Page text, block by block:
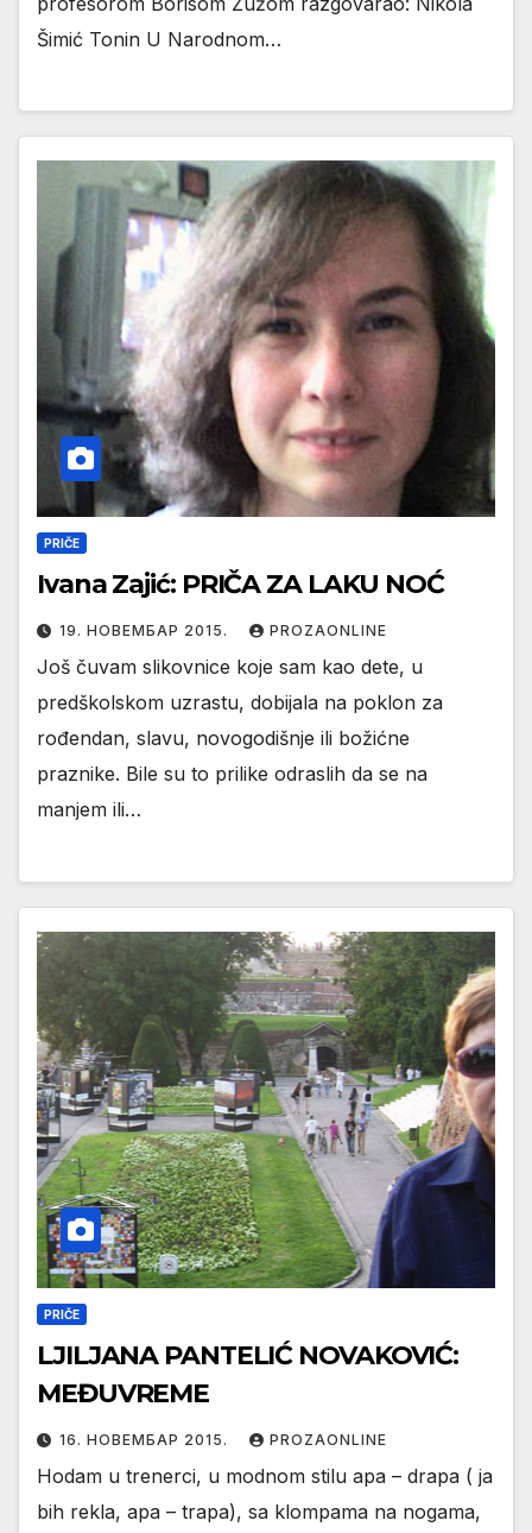
Šimić Tonin U Narodnom…
PRIČE
Ivana Zajić: PRIČA ZA LAKU NOĆ
19. НОВЕМБАР 2015. PROZAONLINE
Još čuvam slikovnice koje sam kao dete, u
predškolskom uzrastu, dobijala na poklon za
rođendan, slavu, novogodišnje ili božićne
praznike. Bile su to prilike odraslih da se na
manjem ili…
PRIČE
LJILJANA PANTELIĆ NOVAKOVIĆ:
MEĐUVREME
16. НОВЕМБАР 2015. PROZAONLINE
Hodam u trenerci, u modnom stilu apa – drapa ( ja
bih rekla, apa – trapa), sa klompama na nogama,